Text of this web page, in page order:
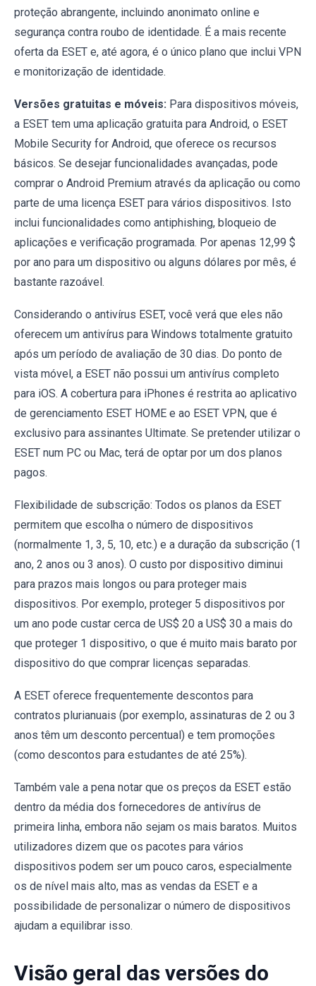
proteção abrangente, incluindo anonimato online e
segurança contra roubo de identidade. É a mais recente
oferta da ESET e, até agora, é o único plano que inclui VPN
e monitorização de identidade.
Versões gratuitas e móveis: Para dispositivos móveis,
a ESET tem uma aplicação gratuita para Android, o ESET
Mobile Security for Android, que oferece os recursos
básicos. Se desejar funcionalidades avançadas, pode
comprar o Android Premium através da aplicação ou como
parte de uma licença ESET para vários dispositivos. Isto
inclui funcionalidades como antiphishing, bloqueio de
aplicações e verificação programada. Por apenas 12,99 $
por ano para um dispositivo ou alguns dólares por mês, é
bastante razoável.
Considerando o antivírus ESET, você verá que eles não
oferecem um antivírus para Windows totalmente gratuito
após um período de avaliação de 30 dias. Do ponto de
vista móvel, a ESET não possui um antivírus completo
para iOS. A cobertura para iPhones é restrita ao aplicativo
de gerenciamento ESET HOME e ao ESET VPN, que é
exclusivo para assinantes Ultimate. Se pretender utilizar o
ESET num PC ou Mac, terá de optar por um dos planos
pagos.
Flexibilidade de subscrição: Todos os planos da ESET
permitem que escolha o número de dispositivos
(normalmente 1, 3, 5, 10, etc.) e a duração da subscrição (1
ano, 2 anos ou 3 anos). O custo por dispositivo diminui
para prazos mais longos ou para proteger mais
dispositivos. Por exemplo, proteger 5 dispositivos por
um ano pode custar cerca de US$ 20 a US$ 30 a mais do
que proteger 1 dispositivo, o que é muito mais barato por
dispositivo do que comprar licenças separadas.
A ESET oferece frequentemente descontos para
contratos plurianuais (por exemplo, assinaturas de 2 ou 3
anos têm um desconto percentual) e tem promoções
(como descontos para estudantes de até 25%).
Também vale a pena notar que os preços da ESET estão
dentro da média dos fornecedores de antivírus de
primeira linha, embora não sejam os mais baratos. Muitos
utilizadores dizem que os pacotes para vários
dispositivos podem ser um pouco caros, especialmente
os de nível mais alto, mas as vendas da ESET e a
possibilidade de personalizar o número de dispositivos
ajudam a equilibrar isso.
Visão geral das versões do